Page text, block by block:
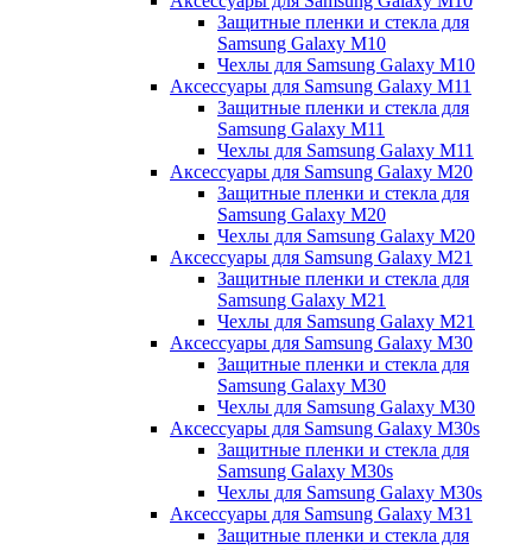
Защитные пленки и стекла для
Samsung Galaxy M10
Чехлы для Samsung Galaxy M10
Аксессуары для Samsung Galaxy M11
Защитные пленки и стекла для
Samsung Galaxy M11
Чехлы для Samsung Galaxy M11
Аксессуары для Samsung Galaxy M20
Защитные пленки и стекла для
Samsung Galaxy M20
Чехлы для Samsung Galaxy M20
Аксессуары для Samsung Galaxy M21
Защитные пленки и стекла для
Samsung Galaxy M21
Чехлы для Samsung Galaxy M21
Аксессуары для Samsung Galaxy M30
Защитные пленки и стекла для
Samsung Galaxy M30
Чехлы для Samsung Galaxy M30
Аксессуары для Samsung Galaxy M30s
Защитные пленки и стекла для
Samsung Galaxy M30s
Чехлы для Samsung Galaxy M30s
Аксессуары для Samsung Galaxy M31
Защитные пленки и стекла для